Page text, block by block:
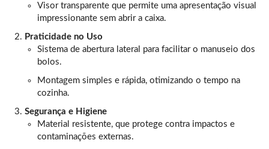
Visor transparente que permite uma apresentação visual
impressionante sem abrir a caixa.
Praticidade no Uso
Sistema de abertura lateral para facilitar o manuseio dos
bolos.
Montagem simples e rápida, otimizando o tempo na
cozinha.
Segurança e Higiene
Material resistente, que protege contra impactos e
contaminações externas.